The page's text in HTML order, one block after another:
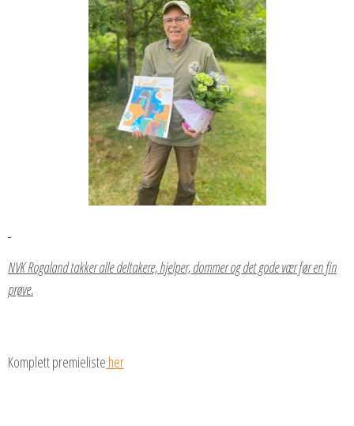
NVK Rogaland takker alle deltakere, hjelper, dommer og det gode vær før en fin
prøve.
Komplett premieliste her